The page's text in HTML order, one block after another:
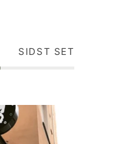
SIDST SET